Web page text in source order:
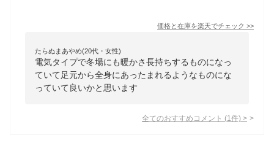
価格と在庫を楽天でチェック >>
たらぬまあやめ(20代・女性)
電気タイプで冬場にも暖かさ長持ちするものになっ
ていて足元から全身にあったまれるようなものにな
っていて良いかと思います
全てのおすすめコメント (1 件) >